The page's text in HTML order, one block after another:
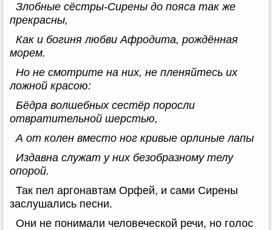
Злобные сёстры-Сирены до пояса так же
прекрасны,
Как и богиня любви Афродита, рождённая
морем.
Но не смотрите на них, не пленяйтесь их
ложной красою:
Бёдра волшебных сестёр поросли
отвратительной шерстью,
А от колен вместо ног кривые орлиные лапы
Издавна служат у них безобразному телу
опорой.
Так пел аргонавтам Орфей, и сами Сирены
заслушались песни.
Они не понимали человеческой речи, но голос